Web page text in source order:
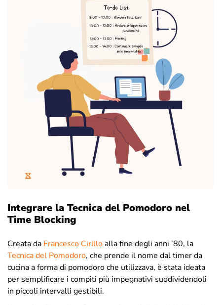
Integrare la Tecnica del Pomodoro nel
Time Blocking
Creata da Francesco Cirilloalla fine degli anni ’80, la
Tecnica del Pomodoro, che prende il nome dal timer da
cucina a forma di pomodoro che utilizzava, è stata ideata
per semplificare i compiti più impegnativi suddividendoli
in piccoli intervalli gestibili.